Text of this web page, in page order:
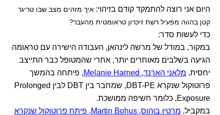
היום אני רוצה להתמקד קודם בזיהוי: איך מזהים מצב שבו טריגר
קטן בהווה מפעיל רשת זיכרון טראומטית מהעבר?
כדי לעשות סדר:
במקור, במודל של מרשה לינהאן, העבודה הישירה עם טראומה
הגיעה בשלבים מאוחרים יותר, אחרי שהמטופל כבר התייצב
יחסית. מלאני הארנד, Melanie Harned
, פיתחה בהמשך
פרוטוקול שנקרא DBT-PE, שמחבר בין DBT לבין Prolonged
Exposure, כלומר חשיפה ממושכת.
במקביל,
מרטין בוהוס, Martin Bohus, פיתח פרוטוקול שנקרא